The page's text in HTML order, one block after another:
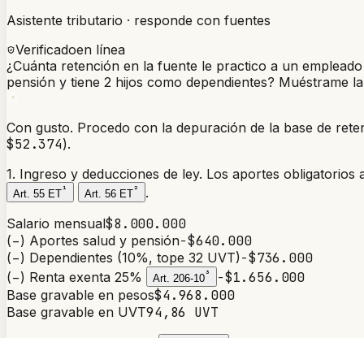
Asistente tributario · responde con fuentes
Verificadoen línea
¿Cuánta retención en la fuente le practico a un
pensión y tiene 2 hijos como dependientes? Muéstrame
Con gusto. Procedo con la depuración de la base de
$52.374).
1. Ingreso y deducciones de ley. Los aportes obligatorios
Art. 55 ET¹ Art. 56 ET²
.
Salario mensual$8.000.000
(−) Aportes salud y pensión−$640.000
(−) Dependientes (10%, tope 32 UVT)−$736.000
(−) Renta exenta 25% Art. 206-10³ −$1.656.000
Base gravable en pesos$4.968.000
Base gravable en UVT94,86 UVT